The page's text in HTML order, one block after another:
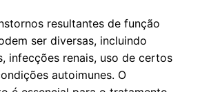
resultantes de função
ser diversas, incluindo
infecções renais, uso de certos
autoimunes. O